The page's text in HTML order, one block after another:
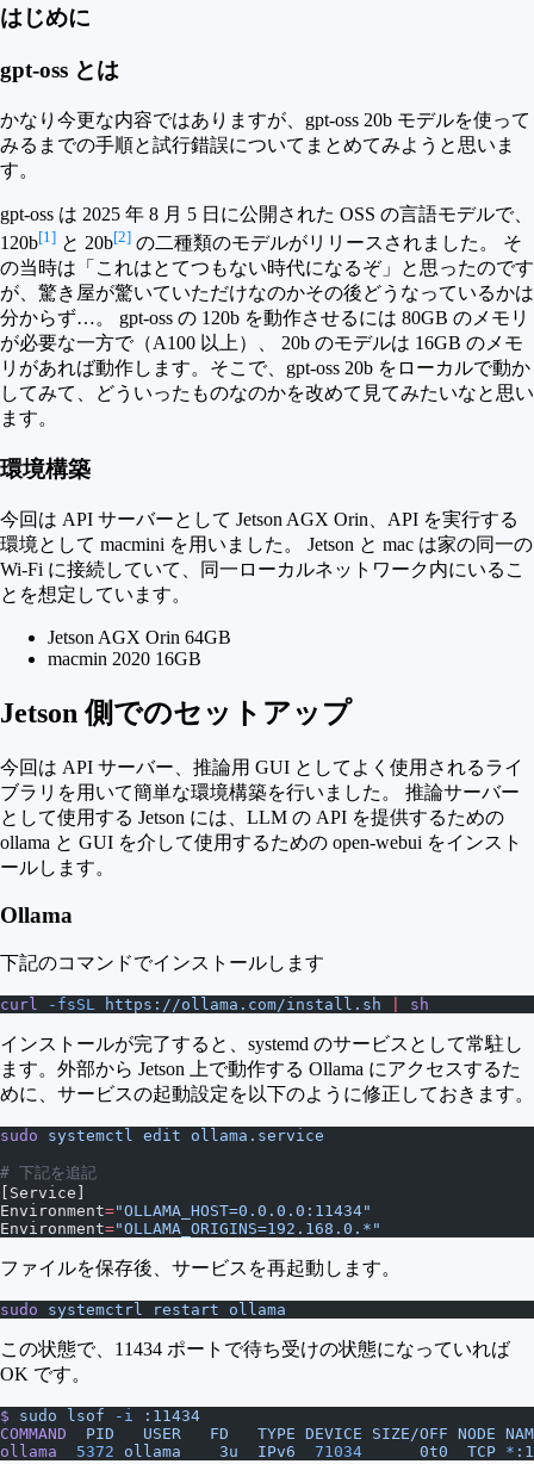
はじめに
gpt-oss とは
かなり今更な内容ではありますが、gpt-oss 20b モデルを使って
みるまでの手順と試行錯誤についてまとめてみようと思いま
す。
gpt-oss は 2025 年 8 月 5 日に公開された OSS の言語モデルで、
120b[1] と 20b[2] の二種類のモデルがリリースされました。 そ
の当時は「これはとてつもない時代になるぞ」と思ったのです
が、驚き屋が驚いていただけなのかその後どうなっているかは
分からず…。 gpt-oss の 120b を動作させるには 80GB のメモリ
が必要な一方で（A100 以上）、 20b のモデルは 16GB のメモ
リがあれば動作します。そこで、gpt-oss 20b をローカルで動か
してみて、どういったものなのかを改めて見てみたいなと思い
ます。
環境構築
今回は API サーバーとして Jetson AGX Orin、API を実行する
環境として macmini を用いました。 Jetson と mac は家の同一の
Wi-Fi に接続していて、同一ローカルネットワーク内にいるこ
とを想定しています。
Jetson AGX Orin 64GB
macmin 2020 16GB
Jetson 側でのセットアップ
今回は API サーバー、推論用 GUI としてよく使用されるライ
ブラリを用いて簡単な環境構築を行いました。 推論サーバー
として使用する Jetson には、LLM の API を提供するための
ollama と GUI を介して使用するための open-webui をインスト
ールします。
Ollama
下記のコマンドでインストールします
curl -fsSL https://ollama.com/install.sh sh
インストールが完了すると、systemd のサービスとして常駐し
ます。外部から Jetson 上で動作する Ollama にアクセスするた
めに、サービスの起動設定を以下のように修正しておきます。
sudo systemctl edit ollama.service
# 下記を追記
[Service]
Environment="OLLAMA_HOST=0.0.0.0:11434"
Environment="OLLAMA_ORIGINS=192.168.0.*"
ファイルを保存後、サービスを再起動します。
sudo systemctrl restart ollama
この状態で、11434 ポートで待ち受けの状態になっていれば
OK です。
$ sudo lsof -i
:11434
COMMAND
  PID
   USER
   FD
   TYPE
DEVICE SIZE/OFF NODE
ollama
  5372
ollama
    3u
  IPv6
  71034
      0t0
  TCP
*